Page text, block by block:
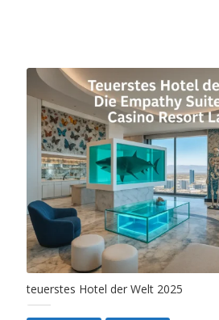
teuerstes Hotel der Welt 2025